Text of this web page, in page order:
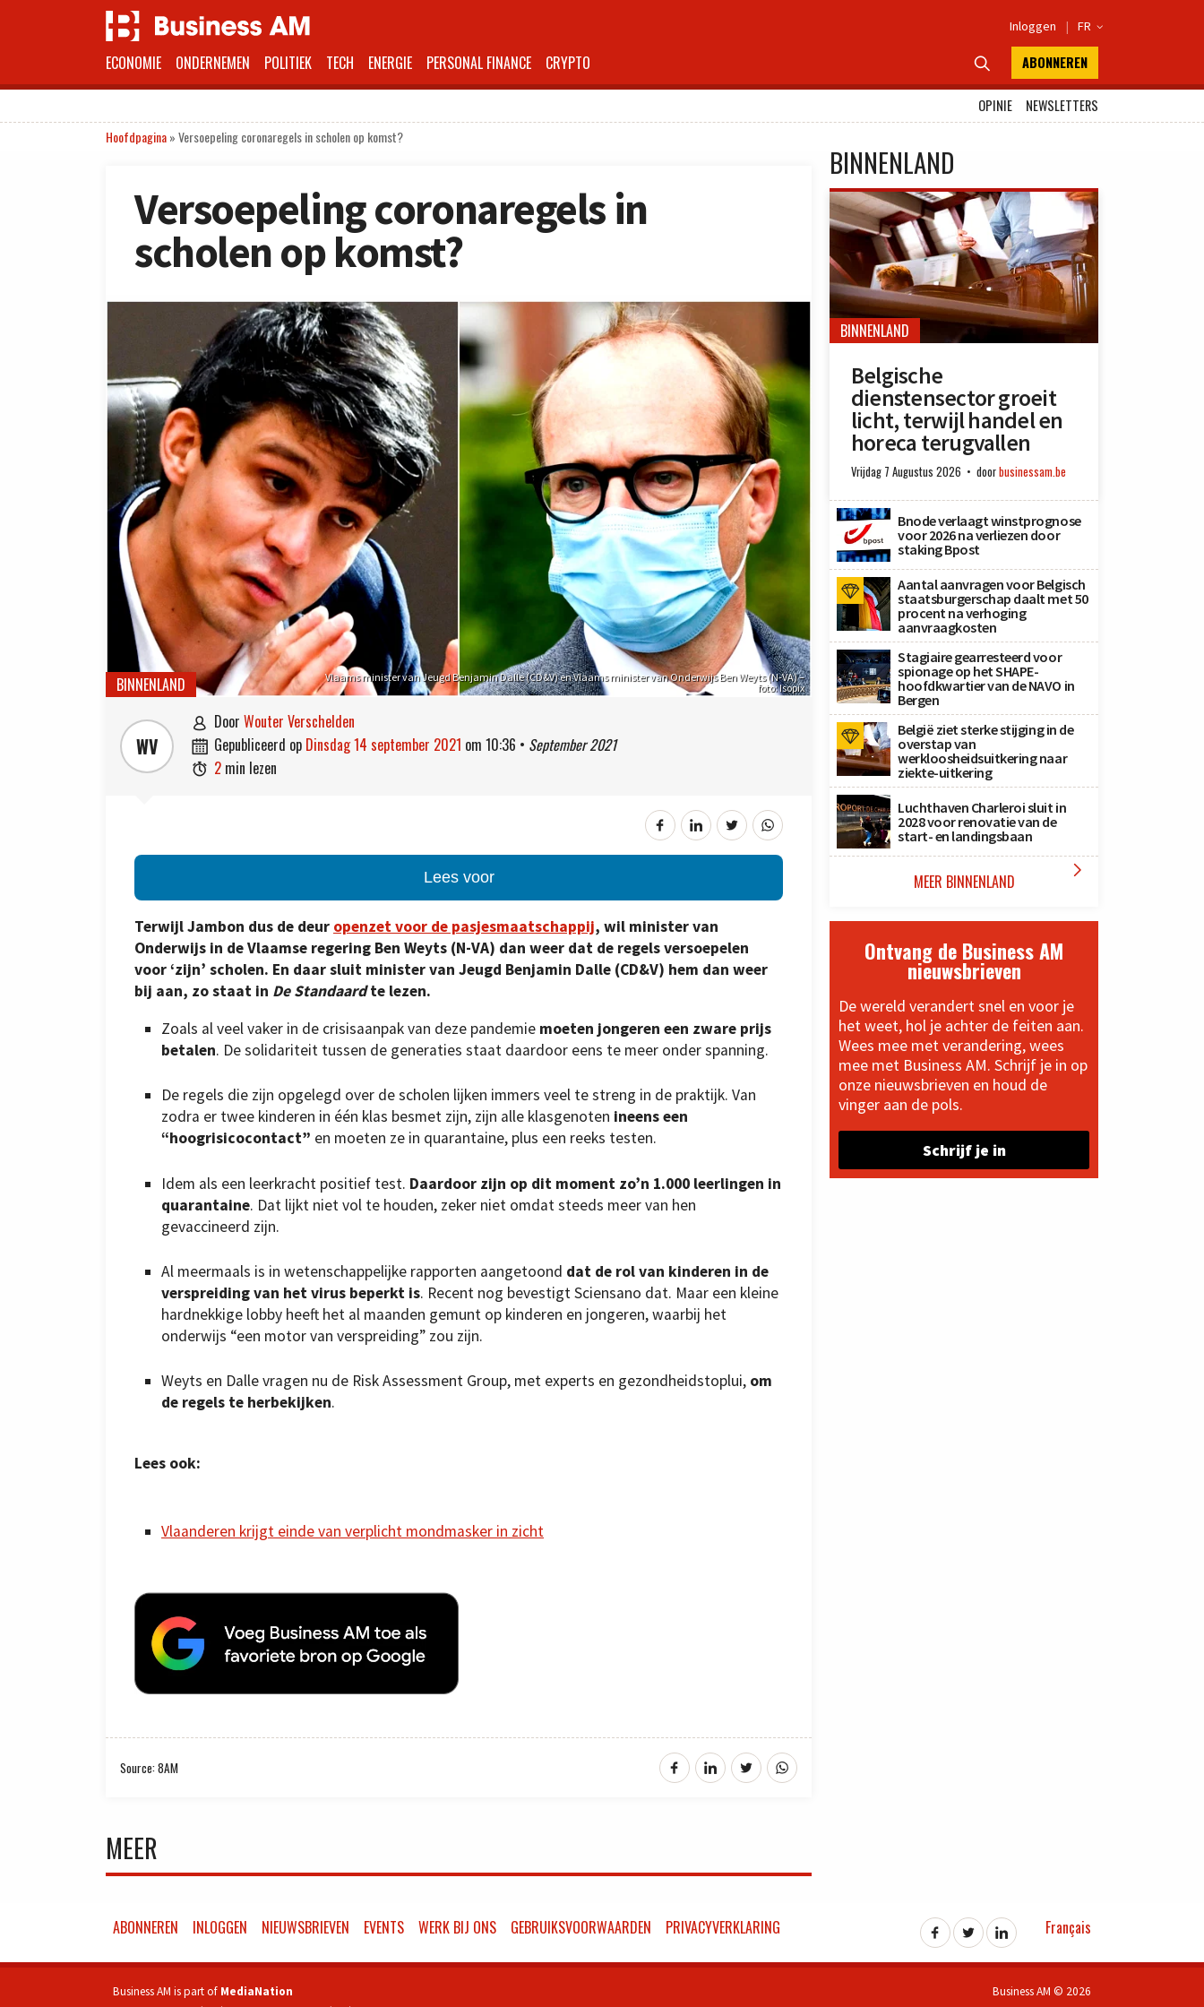
Inloggen | FR 
ECONOMIE ONDERNEMEN POLITIEK TECH ENERGIE PERSONAL FINANCE CRYPTO  ABONNEREN
OPINIE
NEWSLETTERS
Hoofdpagina»Versoepeling coronaregels in scholen op komst?
Versoepeling coronaregels in
scholen op komst?
Vlaams minister van Jeugd Benjamin Dalle (CD&V) en Vlaams minister van Onderwijs Ben Weyts (N-VA) –
foto: Isopix
BINNENLAND
WV
 door Wouter Verschelden
 gepubliceerd op dinsdag 14 september 2021 om 10:36 • September 2021
 2 min lezen
Lees voor
Terwijl Jambon dus de deur openzet voor de pasjesmaatschappij, wil minister van
Onderwijs in de Vlaamse regering Ben Weyts (N-VA) dan weer dat de regels versoepelen
voor ‘zijn’ scholen. En daar sluit minister van Jeugd Benjamin Dalle (CD&V) hem dan weer
bij aan, zo staat in De Standaardte lezen.
Zoals al veel vaker in de crisisaanpak van deze pandemie moeten jongeren een zware prijs
betalen. De solidariteit tussen de generaties staat daardoor eens te meer onder spanning.
De regels die zijn opgelegd over de scholen lijken immers veel te streng in de praktijk. Van
zodra er twee kinderen in één klas besmet zijn, zijn alle klasgenoten ineens een
“hoogrisicocontact” en moeten ze in quarantaine, plus een reeks testen.
Idem als een leerkracht positief test. Daardoor zijn op dit moment zo’n 1.000 leerlingen in
quarantaine. Dat lijkt niet vol te houden, zeker niet omdat steeds meer van hen
gevaccineerd zijn.
Al meermaals is in wetenschappelijke rapporten aangetoond dat de rol van kinderen in de
verspreiding van het virus beperkt is. Recent nog bevestigt Sciensano dat. Maar een kleine
hardnekkige lobby heeft het al maanden gemunt op kinderen en jongeren, waarbij het
onderwijs “een motor van verspreiding” zou zijn.
Weyts en Dalle vragen nu de Risk Assessment Group, met experts en gezondheidstoplui, om
de regels te herbekijken.
Lees ook:
Vlaanderen krijgt einde van verplicht mondmasker in zicht
Source: 8AM
MEER
BINNENLAND
BINNENLAND
Belgische
dienstensector groeit
licht, terwijl handel en
horeca terugvallen
Vrijdag 7 Augustus 2026 doorbusinessam.be
Bnode verlaagt winstprognose
voor 2026 na verliezen door
staking Bpost
Aantal aanvragen voor Belgisch
staatsburgerschap daalt met 50
procent na verhoging
aanvraagkosten
Stagiaire gearresteerd voor
spionage op het SHAPE-
hoofdkwartier van de NAVO in
Bergen
België ziet sterke stijging in de
overstap van
werkloosheidsuitkering naar
ziekte-uitkering
Luchthaven Charleroi sluit in
2028 voor renovatie van de
start- en landingsbaan
MEER BINNENLAND 
Ontvang de Business AM
nieuwsbrieven
De wereld verandert snel en voor je
het weet, hol je achter de feiten aan.
Wees mee met verandering, wees
mee met Business AM. Schrijf je in op
onze nieuwsbrieven en houd de
vinger aan de pols.
Schrijf je in
ABONNEREN INLOGGEN NIEUWSBRIEVEN EVENTS WERK BIJ ONS GEBRUIKSVOORWAARDEN PRIVACYVERKLARING Français
Business AM is part of MediaNation Business AM © 2026